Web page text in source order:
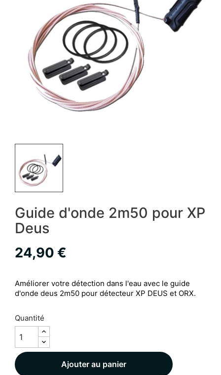
Guide d'onde 2m50 pour XP
Deus
24,90 €
Améliorer votre détection dans l'eau avec le guide
d'onde deus 2m50 pour détecteur XP DEUS et ORX.
Quantité
Ajouter au panier